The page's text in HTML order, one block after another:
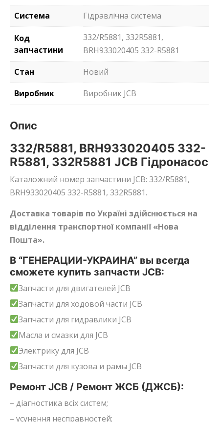
Система
Гідравлічна система
Код
запчастини
332/R5881, 332R5881,
BRH933020405 332-R5881
Стан
Новий
Виробник
Виробник JCB
Опис
332/R5881, BRH933020405 332-
R5881, 332R5881 JCB Гідронасос
Каталожний номер запчастини JCB: 332/R5881,
BRH933020405 332-R5881, 332R5881.
Доставка товарів по Україні здійснюється на
відділення транспортної компанії «Нова
Пошта».
В “ГЕНЕРАЦИИ-УКРАИНА” вы всегда
сможете купить запчасти JCB:
Запчасти для двигателей JCB
Запчасти для ходовой части JCB
Запчасти для гидравлики JCB
Масла и смазки для JCB
Электрику для JCB
Запчасти для кузова и рамы JCB
Ремонт JCB / Ремонт ЖСБ (ДЖСБ):
– діагностика всіх систем;
– усунення несправностей;